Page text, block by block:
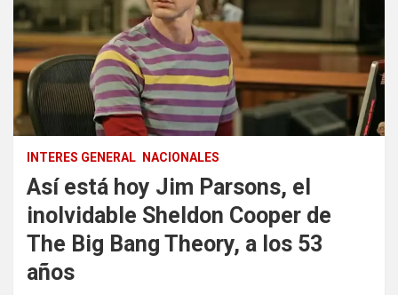
INTERES GENERAL NACIONALES
Así está hoy Jim Parsons, el
inolvidable Sheldon Cooper de
The Big Bang Theory, a los 53
años